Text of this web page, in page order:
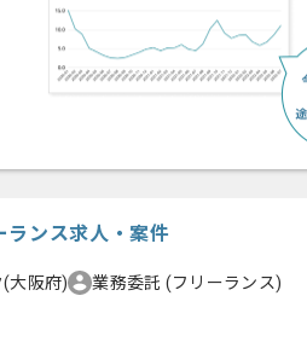
ランス求人・案件
(大阪府) 業務委託 (フリーランス)